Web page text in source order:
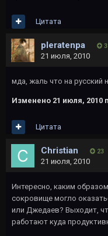
Цитата
pleratenpa 3
21 июля, 2010
мда, жаль что на русский
Изменено 21 июля, 2010
Цитата
Christian 23
21 июля, 2010
Интересно, каким
сокровище могло
или Джедаев? Выходит,
работают куда